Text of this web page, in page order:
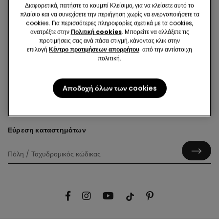
SWIMWEAR
Εύρεση καταστημάτων
Διαφορετικά, πατήστε το κουμπί Κλείσιμο, για να κλείσετε αυτό το
πλαίσιο και να συνεχίσετε την περιήγηση χωρίς να ενεργοποιήσετε τα
cookies. Για περισσότερες πληροφορίες σχετικά με τα cookies,
ανατρέξτε στηνΠολιτική cookies. Μπορείτε να αλλάξετε τις
προτιμήσεις σας ανά πάσα στιγμή, κάνοντας κλικ στην
επιλογή Κέντρο προτιμήσεων απορρήτου από την αντίστοιχη
πολιτική.
Αποδοχή όλων των cookies